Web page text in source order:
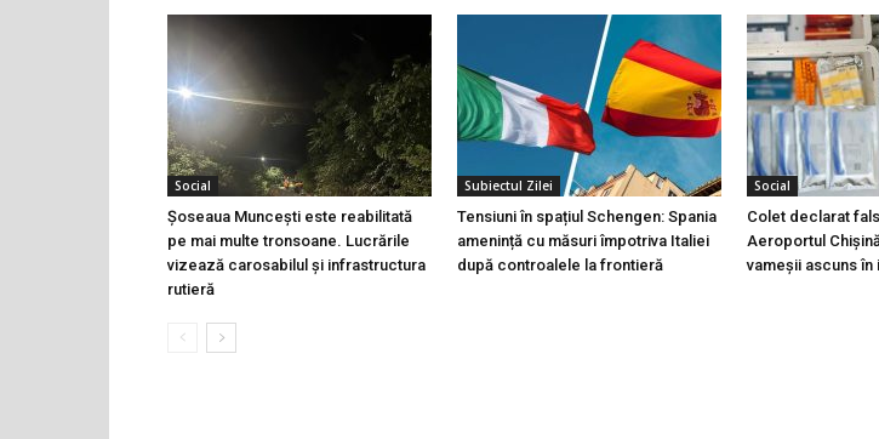
Social
Șoseaua Muncești este reabilitată
pe mai multe tronsoane. Lucrările
vizează carosabilul și infrastructura
rutieră
Subiectul Zilei
Tensiuni în spațiul Schengen: Spania
amenință cu măsuri împotriva Italiei
după controalele la frontieră
Social
Colet declarat
Aeroportul
vameșii ascuns în